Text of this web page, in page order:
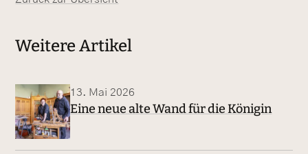
Weitere Artikel
13. Mai 2026
Eine neue alte Wand für die Königin